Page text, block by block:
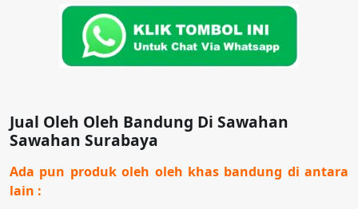
Jual Oleh Oleh Bandung Di Sawahan
Sawahan Surabaya
Ada pun produk oleh oleh khas bandung di antara
lain :